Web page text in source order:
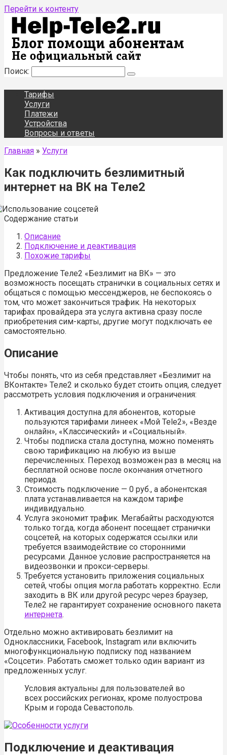
Перейти к контенту
Поиск:
Тарифы
Услуги
Платежи
Устройства
Вопросы и ответы
Главная » Услуги
Как подключить безлимитный
интернет на ВК на Теле2
Содержание статьи
Описание
Подключение и деактивация
Похожие тарифы
Предложение Теле2 «Безлимит на ВК» — это
возможность посещать странички в социальных сетях и
общаться с помощью мессенджеров, не беспокоясь о
том, что может закончиться трафик. На некоторых
тарифах провайдера эта услуга активна сразу после
приобретения сим-карты, другие могут подключать ее
самостоятельно.
Описание
Чтобы понять, что из себя представляет «Безлимит на
ВКонтакте» Теле2 и сколько будет стоить опция, следует
рассмотреть условия подключения и ограничения:
Активация доступна для абонентов, которые
пользуются тарифами линеек «Мой Tele2», «Везде
онлайн», «Классический» и «Социальный».
Чтобы подписка стала доступна, можно поменять
свою тарификацию на любую из выше
перечисленных. Переход возможен раз в месяц на
бесплатной основе после окончания отчетного
периода.
Стоимость подключение — 0 руб., а абонентская
плата устанавливается на каждом тарифе
индивидуально.
Услуга экономит трафик. Мегабайты расходуются
только тогда, когда абонент посещает странички
соцсетей, на которых содержатся ссылки или
требуется взаимодействие со сторонними
ресурсами. Данное условие распространяется на
видеозвонки и прокси-серверы.
Требуется установить приложения социальных
сетей, чтобы опция могла работать корректно. Если
заходить в ВК или другой ресурс через браузер,
Теле2 не гарантирует сохранение основного пакета
интернета.
Отдельно можно активировать безлимит на
Одноклассники, Facebook, Instagram или включить
многофункциональную подписку под названием
«Соцсети». Работать сможет только один вариант из
предложенных услуг.
Условия актуальны для пользователей во
всех российских регионах, кроме полуострова
Крым и города Севастополь.
Подключение и деактивация